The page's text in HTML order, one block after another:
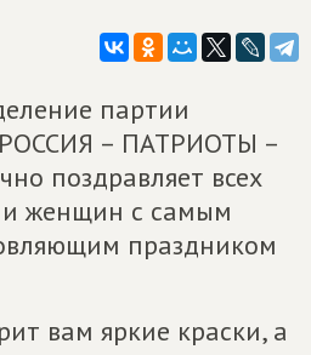
партии
– ПАТРИОТЫ –
поздравляет всех
и женщин с самым
праздником
вам яркие краски, а